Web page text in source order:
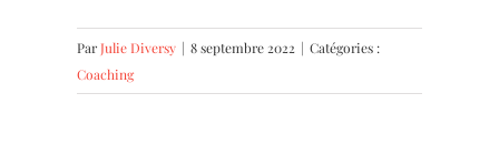
ParJulie Diversy | 8 septembre 2022 | Catégories :
Coaching